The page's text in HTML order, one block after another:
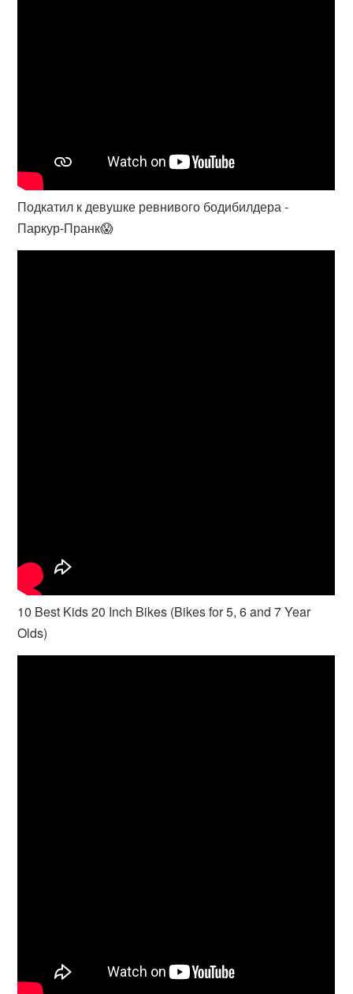
Подкатил к девушке ревнивого бодибилдера -
Паркур-Пранк😱
10 Best Kids 20 Inch Bikes (Bikes for 5, 6 and 7 Year
Olds)